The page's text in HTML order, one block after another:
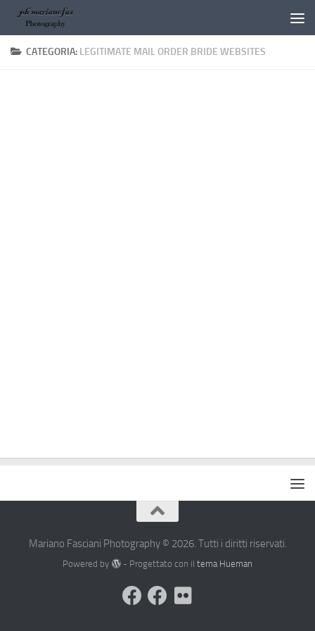
Salta al contenuto
CATEGORIA: LEGITIMATE MAIL ORDER BRIDE WEBSITES
Mariano Fasciani Photography © 2026. Tutti i diritti riservati.
Powered by - Progettato con il tema Hueman